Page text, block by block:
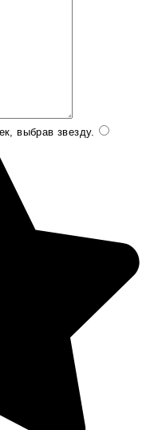
выбрав звезду.